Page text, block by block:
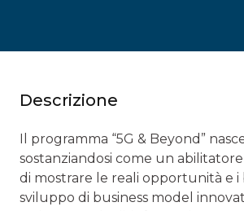
Descrizione
Il programma “5G & Beyond”
sostanziandosi come un
di mostrare le reali opportunità e i
sviluppo di business model